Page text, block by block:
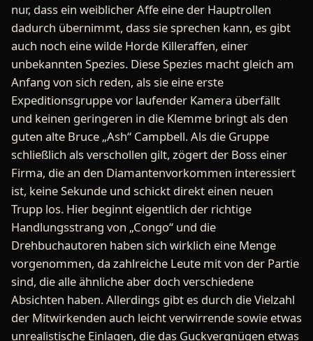
nur, dass ein weiblicher Affe eine der Hauptrollen
dadurch übernimmt, dass sie sprechen kann, es gibt
auch noch eine wilde Horde Killeraffen, einer
unbekannten Spezies. Diese Spezies macht gleich am
Anfang von sich reden, als sie eine erste
Expeditionsgruppe vor laufender Kamera überfällt
und keinen geringeren in die Klemme bringt als den
guten alte Bruce „Ash“ Campbell. Als die Gruppe
schließlich als verschollen gilt, zögert der Boss einer
Firma, die an den Diamantenvorkommen interessiert
ist, keine Sekunde und schickt direkt einen neuen
Trupp los. Hier beginnt eigentlich der richtige
Handlungsstrang von „Congo“ und die
Drehbuchautoren haben sich wirklich eine Menge
vorgenommen, da zahlreiche Leute mit von der Partie
sind, die alle ähnliche aber doch verschiedene
Absichten haben. Allerdings gibt es durch die Vielzahl
der Mitwirkenden auch leicht verwirrende sowie etwas
unrealistische Einlagen, die das Guckvergnügen etwas